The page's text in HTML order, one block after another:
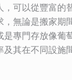
可以從豐富的
，無論是搬家期
專門存放像葡
及其在不同設施